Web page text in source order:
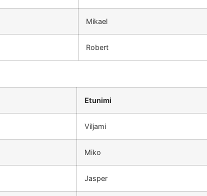
Mikael
Robert
Etunimi
Viljami
Miko
Jasper